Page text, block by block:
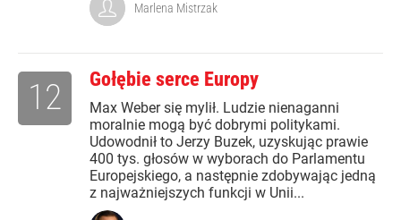
Marlena Mistrzak
Gołębie serce Europy
Max Weber się mylił. Ludzie nienaganni
moralnie mogą być dobrymi politykami.
Udowodnił to Jerzy Buzek, uzyskując prawie
400 tys. głosów w wyborach do Parlamentu
Europejskiego, a następnie zdobywając jedną
z najważniejszych funkcji w Unii...
12